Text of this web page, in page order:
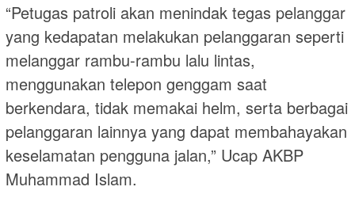
“Petugas patroli akan menindak tegas pelanggar
yang kedapatan melakukan pelanggaran seperti
melanggar rambu-rambu lalu lintas,
menggunakan telepon genggam saat
berkendara, tidak memakai helm, serta berbagai
pelanggaran lainnya yang dapat membahayakan
keselamatan pengguna jalan,” Ucap AKBP
Muhammad Islam.